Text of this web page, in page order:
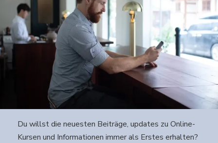
Du willst die neuesten Beiträge, updates zu Online-
Kursen und Informationen immer als Erstes erhalten?